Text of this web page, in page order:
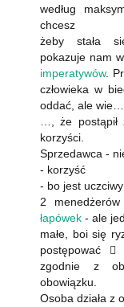
według
chcesz
żeby stała
pokazuje nam
imperatywów.
człowieka w
oddać, ale wie…
…, że
korzyści.
Sprzedawca -
- korzyść
- bo jest uczciwy
2
łapówek - ale
małe, boi się
postępować 
zgodnie z
obowiązku.
Osoba działa z